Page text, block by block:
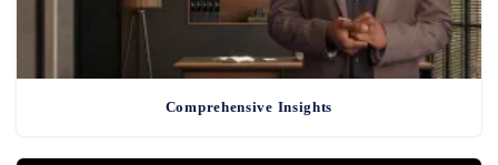
Comprehensive Insights